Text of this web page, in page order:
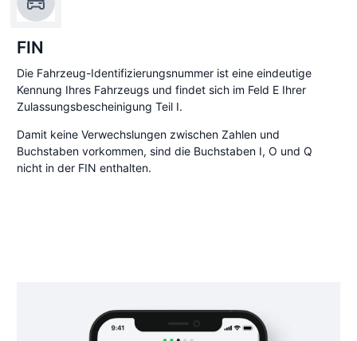
FIN
Die Fahrzeug-Identifizierungsnummer ist eine eindeutige
Kennung Ihres Fahrzeugs und findet sich im Feld E Ihrer
Zulassungsbescheinigung Teil I.
Damit keine Verwechslungen zwischen Zahlen und
Buchstaben vorkommen, sind die Buchstaben I, O und Q
nicht in der FIN enthalten.